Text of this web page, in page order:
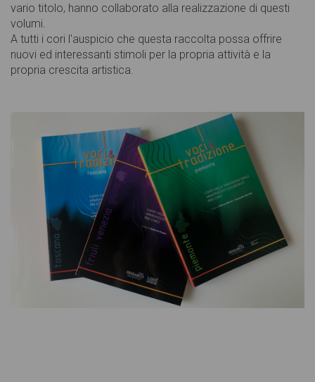
vario titolo, hanno collaborato alla realizzazione di questi
volumi.
A tutti i cori l'auspicio che questa raccolta possa offrire
nuovi ed interessanti stimoli per la propria attività e la
propria crescita artistica.